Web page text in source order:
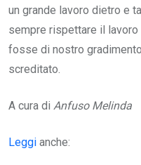
un grande lavoro dietro e
sempre rispettare il lavoro
fosse di nostro
screditato.
A cura di Anfuso Melinda
Leggi anche: